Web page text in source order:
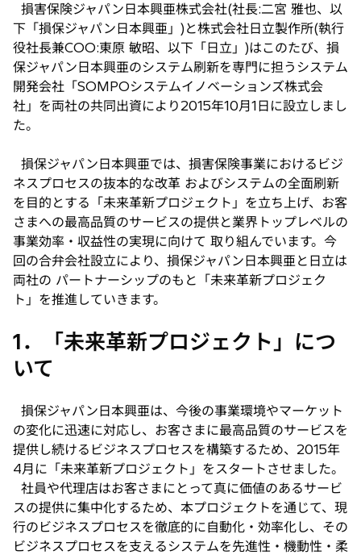
い
タ
ブ
で
開
く
損害保険ジャパン日本興亜株式会社(社長:二宮 雅也、以
下「損保ジャパン日本興亜」)と株式会社日立製作所(執行
役社長兼COO:東原 敏昭、以下「日立」)はこのたび、損
保ジャパン日本興亜のシステム刷新を専門に担うシステム
開発会社「SOMPOシステムイノベーションズ株式会
社」を両社の共同出資により2015年10月1日に設立しまし
た。
損保ジャパン日本興亜では、損害保険事業におけるビジ
ネスプロセスの抜本的な改革 およびシステムの全面刷新
を目的とする「未来革新プロジェクト」を立ち上げ、お客
さまへの最高品質のサービスの提供と業界トップレベルの
事業効率・収益性の実現に向けて 取り組んでいます。今
回の合弁会社設立により、損保ジャパン日本興亜と日立は
両社の パートナーシップのもと「未来革新プロジェク
ト」を推進していきます。
1．「未来革新プロジェクト」につ
いて
損保ジャパン日本興亜は、今後の事業環境やマーケット
の変化に迅速に対応し、お客さまに最高品質のサービスを
提供し続けるビジネスプロセスを構築するため、2015年
4月に「未来革新プロジェクト」をスタートさせました。
社員や代理店はお客さまにとって真に価値のあるサービ
スの提供に集中化するため、本プロジェクトを通じて、現
行のビジネスプロセスを徹底的に自動化・効率化し、その
ビジネスプロセスを支えるシステムを先進性・機動性・柔